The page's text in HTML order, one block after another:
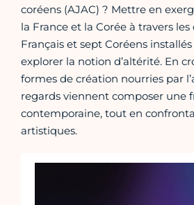
coréens (AJAC) ? Mettre en
la France et la Corée à travers
Français et sept Coréens
explorer la notion d’altérité. En
formes de création nourries par
regards viennent composer une
contemporaine, tout en
artistiques.